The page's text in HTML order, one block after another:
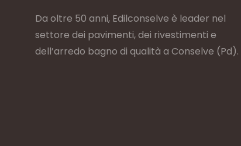
Da oltre 50 anni, Edilconselve è leader nel
settore dei pavimenti, dei rivestimenti e
dell’arredo bagno di qualità a Conselve (Pd).